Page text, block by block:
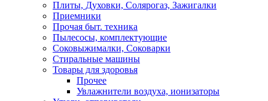
Плиты, Духовки, Солярогаз, Зажигалки
Приемники
Прочая быт. техника
Пылесосы, комплектующие
Соковыжималки, Соковарки
Стиральные машины
Товары для здоровья
Прочее
Увлажнители воздуха, ионизаторы